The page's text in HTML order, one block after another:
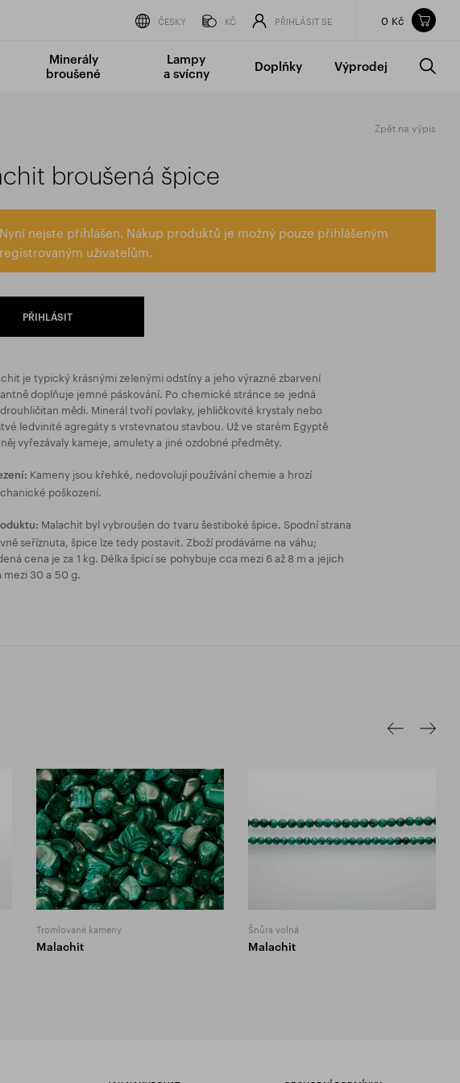
Obsah nákupního košíku
CELKOVÁ CENA
0 Kč
vč DPH
0 Kč
ČESKY KČ PŘIHLÁSIT SE 0 Kč
Minerály
broušené
Lampy
a svícny
Doplňky Výprodej
Zpět na výpis
broušená špice
Nyní nejste přihlášen. Nákup produktů je možný pouze přihlášeným
registrovaným uživatelům.
PŘIHLÁSIT
je typický krásnými zelenými odstíny a jeho výrazné zbarvení
doplňuje jemné páskování. Po chemické stránce se jedná
mědi. Minerál tvoří povlaky, jehličkovité krystaly nebo
ledvinité agregáty s vrstevnatou stavbou. Už ve starém Egyptě
vyřezávaly kameje, amulety a jiné ozdobné předměty.
Kameny jsou křehké, nedovolují používání chemie a hrozí
poškození.
Malachit byl vybroušen do tvaru šestiboké špice. Spodní strana
seříznuta, špice lze tedy postavit. Zboží prodáváme na váhu;
cena je za 1 kg. Délka špicí se pohybuje cca mezi 6 až 8 m a jejich
mezi 30 a 50 g.
Tromlované kameny
Malachit
Šnůra volná
Malachit